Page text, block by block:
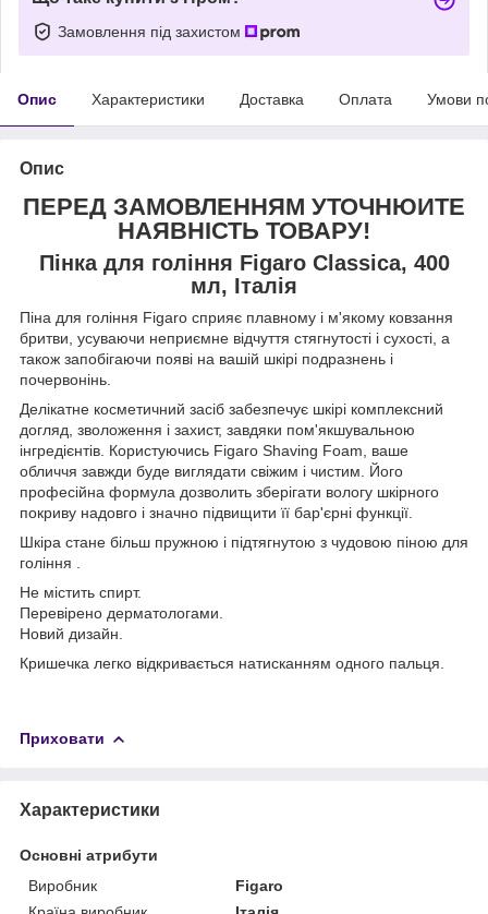
Замовлення під захистом
Опис Характеристики Доставка Оплата Умови
Опис
ПЕРЕД ЗАМОВЛЕННЯМ УТОЧНЮЙТЕ
НАЯВНІСТЬ ТОВАРУ!
Пінка для гоління Figaro Classica, 400
мл, Італія
Піна для гоління Figaro сприяє плавному і м'якому ковзання
бритви, усуваючи неприємне відчуття стягнутості і сухості, а
також запобігаючи появі на вашій шкірі подразнень і
почервонінь.
Делікатне косметичний засіб забезпечує шкірі комплексний
догляд, зволоження і захист, завдяки пом'якшувальною
інгредієнтів. Користуючись Figaro Shaving Foam, ваше
обличчя завжди буде виглядати свіжим і чистим. Його
професійна формула дозволить зберігати вологу шкірного
покриву надовго і значно підвищити її бар'єрні функції.
Шкіра стане більш пружною і підтягнутою з чудовою піною для
гоління .
Не містить спирт.
Перевірено дерматологами.
Новий дизайн.
Кришечка легко відкривається натисканням одного пальця.
Приховати
Характеристики
Основні атрибути
Виробник
Figaro